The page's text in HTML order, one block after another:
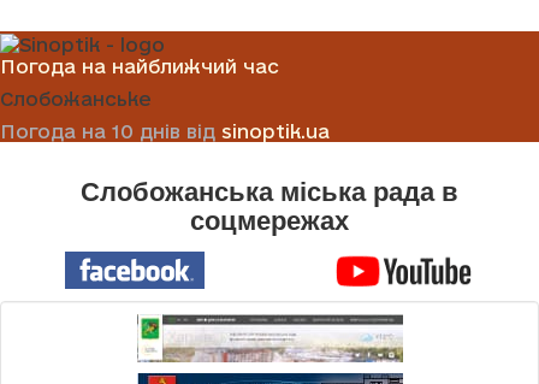
Погода на найближчий час
Слобожанське
Погода на 10 днів від sinoptik.ua
Слобожанська міська рада в
соцмережах